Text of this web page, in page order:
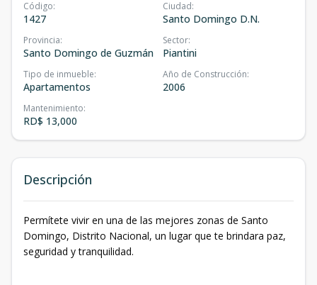
Código:
1427
Ciudad:
Santo Domingo D.N.
Provincia:
Santo Domingo de Guzmán
Sector:
Piantini
Tipo de inmueble:
Apartamentos
Año de Construcción:
2006
Mantenimiento:
RD$ 13,000
Descripción
Permítete vivir en una de las mejores zonas de Santo
Domingo, Distrito Nacional, un lugar que te brindara paz,
seguridad y tranquilidad.